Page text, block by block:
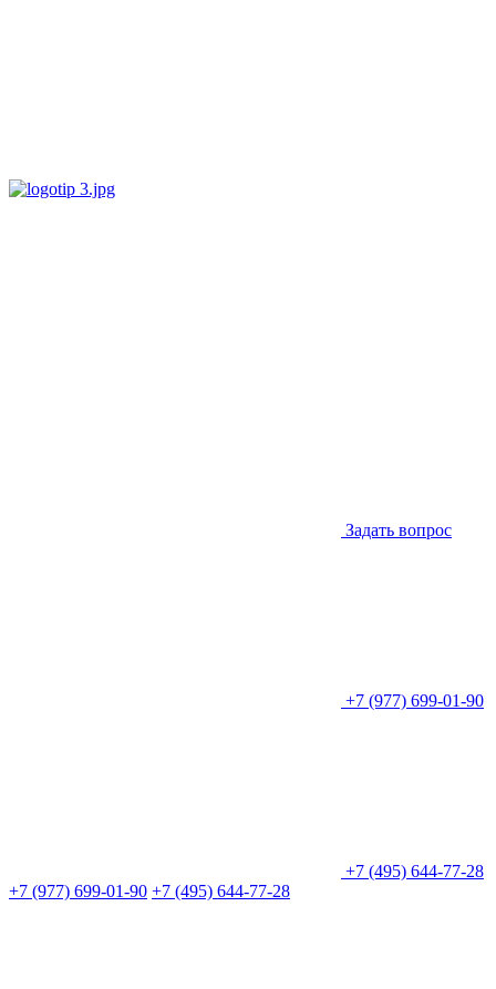
Задать вопрос
+7 (977) 699-01-90
+7 (495) 644-77-28
+7 (977) 699-01-90 +7 (495) 644-77-28